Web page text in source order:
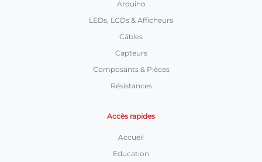
Arduino
LEDs, LCDs & Afficheurs
Câbles
Capteurs
Composants & Pièces
Résistances
Accès rapides
Accueil
Education